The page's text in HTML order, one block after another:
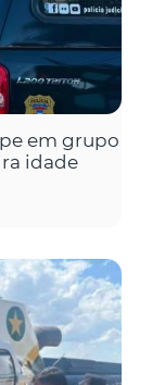
em grupo
idade